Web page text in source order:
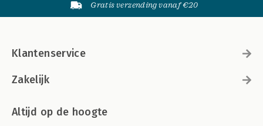
Gratis verzending vanaf €20
Klantenservice
Zakelijk
Altijd op de hoogte